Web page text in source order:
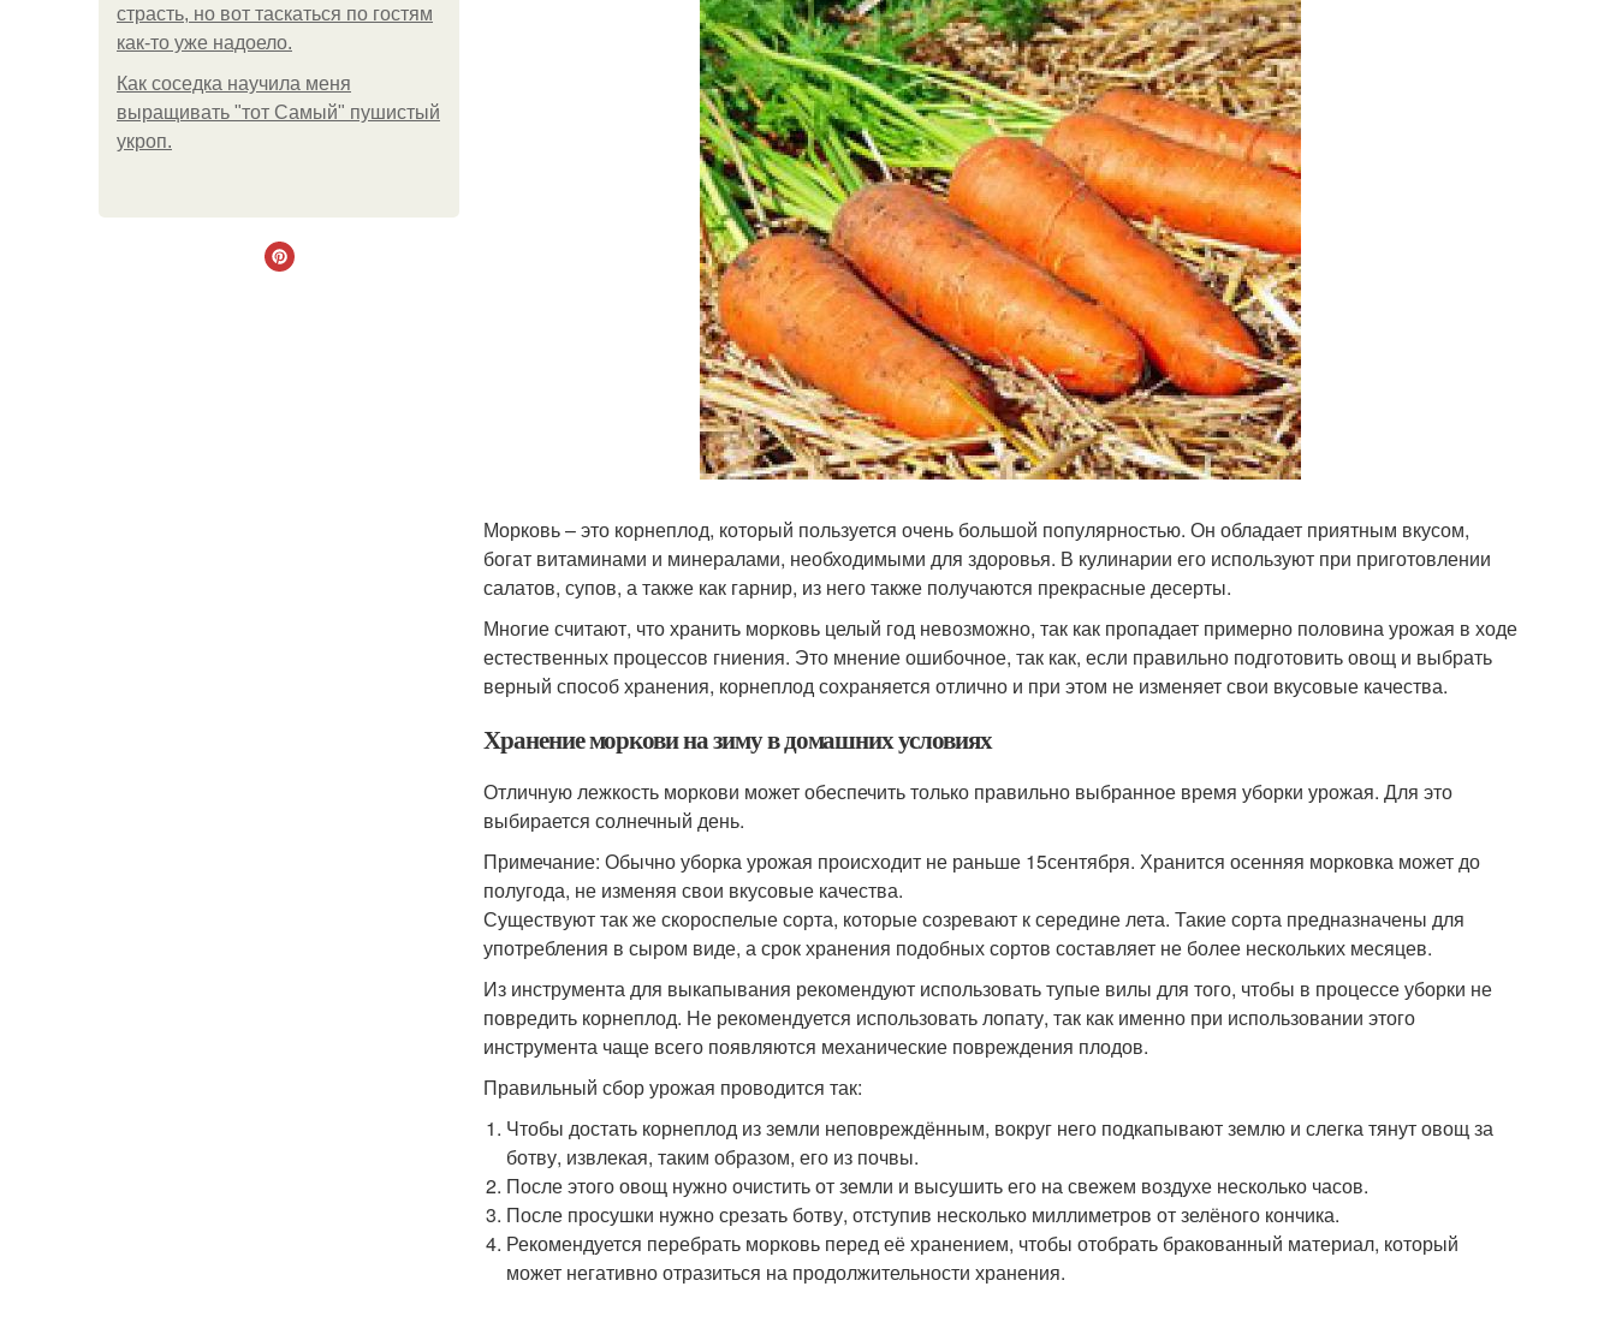
страсть, но вот таскаться по гостям
как-то уже надоело.
Как соседка научила меня
выращивать "тот Самый" пушистый
укроп.
Морковь – это корнеплод, который пользуется очень большой популярностью. Он обладает приятным вкусом,
богат витаминами и минералами, необходимыми для здоровья. В кулинарии его используют при приготовлении
салатов, супов, а также как гарнир, из него также получаются прекрасные десерты.
Многие считают, что хранить морковь целый год невозможно, так как пропадает примерно половина урожая в ходе
естественных процессов гниения. Это мнение ошибочное, так как, если правильно подготовить овощ и выбрать
верный способ хранения, корнеплод сохраняется отлично и при этом не изменяет свои вкусовые качества.
Хранение моркови на зиму в домашних условиях
Отличную лежкость моркови может обеспечить только правильно выбранное время уборки урожая. Для это
выбирается солнечный день.
Примечание: Обычно уборка урожая происходит не раньше 15сентября. Хранится осенняя морковка может до
полугода, не изменяя свои вкусовые качества.
Существуют так же скороспелые сорта, которые созревают к середине лета. Такие сорта предназначены для
употребления в сыром виде, а срок хранения подобных сортов составляет не более нескольких месяцев.
Из инструмента для выкапывания рекомендуют использовать тупые вилы для того, чтобы в процессе уборки не
повредить корнеплод. Не рекомендуется использовать лопату, так как именно при использовании этого
инструмента чаще всего появляются механические повреждения плодов.
Правильный сбор урожая проводится так:
Чтобы достать корнеплод из земли неповреждённым, вокруг него подкапывают землю и слегка тянут овощ за
ботву, извлекая, таким образом, его из почвы.
После этого овощ нужно очистить от земли и высушить его на свежем воздухе несколько часов.
После просушки нужно срезать ботву, отступив несколько миллиметров от зелёного кончика.
Рекомендуется перебрать морковь перед её хранением, чтобы отобрать бракованный материал, который
может негативно отразиться на продолжительности хранения.